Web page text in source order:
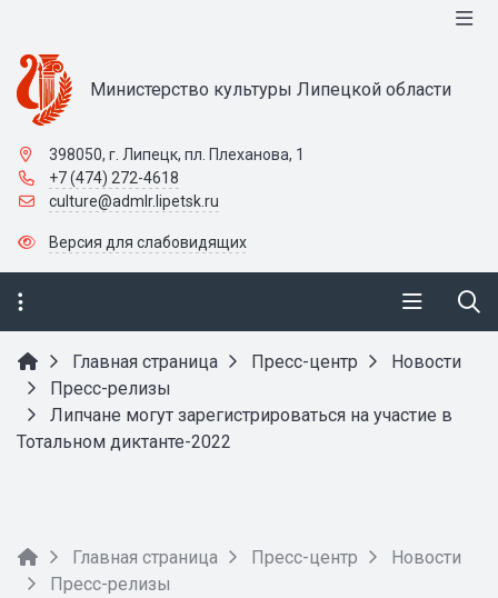
Министерство культуры Липецкой области
398050, г. Липецк, пл. Плеханова, 1
+7 (474) 272-4618
culture@admlr.lipetsk.ru
Версия для слабовидящих
Главная страница Пресс-центр
Новости
Пресс-релизы
Липчане могут зарегистрироваться на участие в
Тотальном диктанте-2022
Главная страница Пресс-центр
Новости
Пресс-релизы